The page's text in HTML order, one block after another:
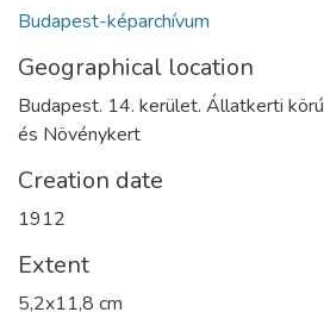
Budapest-képarchívum
Geographical location
Budapest. 14. kerület. Állatkerti
és Növénykert
Creation date
1912
Extent
5,2x11,8 cm